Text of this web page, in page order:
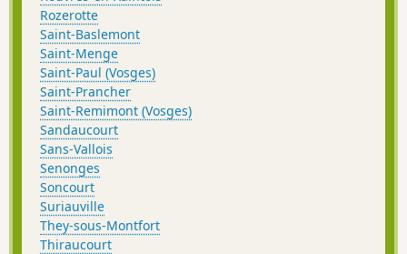
Rozerotte
Saint-Baslemont
Saint-Menge
Saint-Paul (Vosges)
Saint-Prancher
Saint-Remimont (Vosges)
Sandaucourt
Sans-Vallois
Senonges
Soncourt
Suriauville
They-sous-Montfort
Thiraucourt